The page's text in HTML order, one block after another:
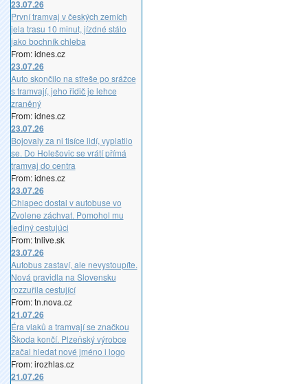
23.07.26
První tramvaj v českých zemích
jela trasu 10 minut, jízdné stálo
jako bochník chleba
From: idnes.cz
23.07.26
Auto skončilo na střeše po srážce
s tramvají, jeho řidič je lehce
zraněný
From: idnes.cz
23.07.26
Bojovaly za ni tisíce lidí, vyplatilo
se. Do Holešovic se vrátí přímá
tramvaj do centra
From: idnes.cz
23.07.26
Chlapec dostal v autobuse vo
Zvolene záchvat. Pomohol mu
jediný cestujúci
From: tnlive.sk
23.07.26
Autobus zastaví, ale nevystoupíte.
Nová pravidla na Slovensku
rozzuřila cestující
From: tn.nova.cz
21.07.26
Éra vlaků a tramvají se značkou
Škoda končí. Plzeňský výrobce
začal hledat nové jméno i logo
From: irozhlas.cz
21.07.26